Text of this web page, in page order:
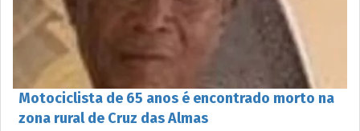
Motociclista de 65 anos é encontrado morto na
zona rural de Cruz das Almas